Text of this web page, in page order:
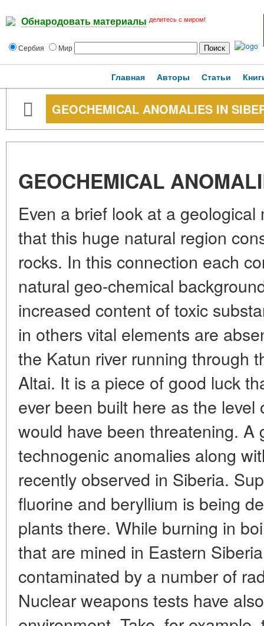
Обнародовать материалы делитесь с миром!
Сербия Мир
Главная Авторы Статьи
GEOCHEMICAL ANOMALIES IN
GEOCHEMICAL
Even a brief look at a
that this huge natural region
rocks. In this connection each
natural geo-chemical
increased content of toxic
in others vital elements are
the Katun river running through
Altai. It is a piece of good luck
ever been built here as the
would have been threatening. A
technogenic anomalies along
recently observed in Siberia.
fluorine and beryllium is being
plants there. While burning in
that are mined in Eastern
contaminated by a number of
Nuclear weapons tests have